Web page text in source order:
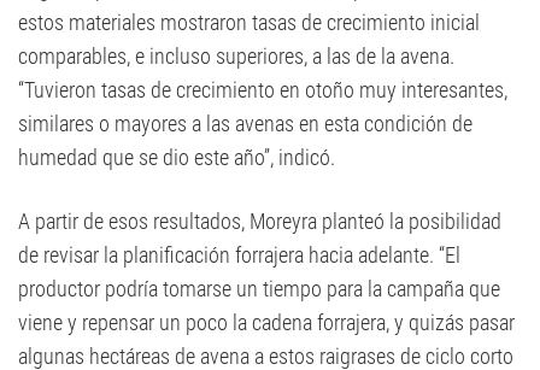
estos materiales mostraron tasas de crecimiento inicial
comparables, e incluso superiores, a las de la avena.
“Tuvieron tasas de crecimiento en otoño muy interesantes,
similares o mayores a las avenas en esta condición de
humedad que se dio este año”, indicó.
A partir de esos resultados, Moreyra planteó la posibilidad
de revisar la planificación forrajera hacia adelante. “El
productor podría tomarse un tiempo para la campaña que
viene y repensar un poco la cadena forrajera, y quizás pasar
algunas hectáreas de avena a estos raigrases de ciclo corto